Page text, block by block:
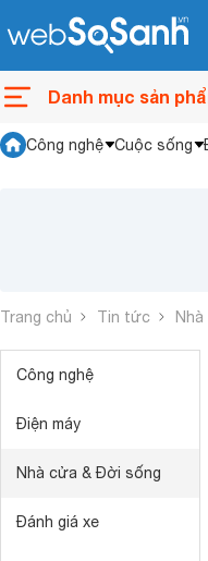
Danh mục sản
Công nghệ Cuộc sống
Trang chủ Tin tức
Công nghệ
Điện máy
Nhà cửa & Đời sống
Đánh giá xe